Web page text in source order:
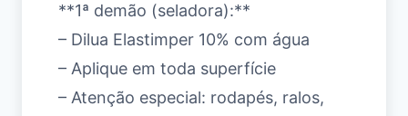
**1ª demão (seladora):**
– Dilua Elastimper 10% com água
– Aplique em toda superfície
– Atenção especial: rodapés, ralos,